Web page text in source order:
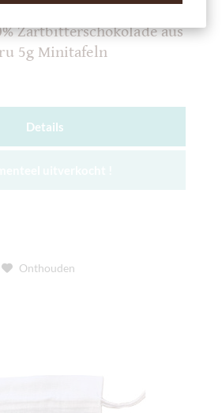
Cacaosuyo
Zartbitterschokolade aus
5g Minitafeln
Details
Onthouden